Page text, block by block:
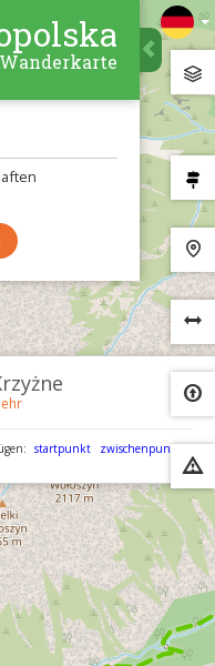
×
startpunkt
zwischenpunkt
Wanderkarte